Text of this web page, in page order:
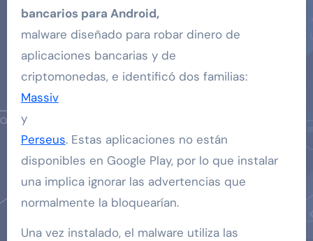
bancarios para Android,
malware diseñado para robar dinero de
aplicaciones bancarias y de
criptomonedas, e identificó dos familias:
Massiv
y
Perseus. Estas aplicaciones no están
disponibles en Google Play, por lo que instalar
una implica ignorar las advertencias que
normalmente la bloquearían.
Una vez instalado, el malware utiliza las